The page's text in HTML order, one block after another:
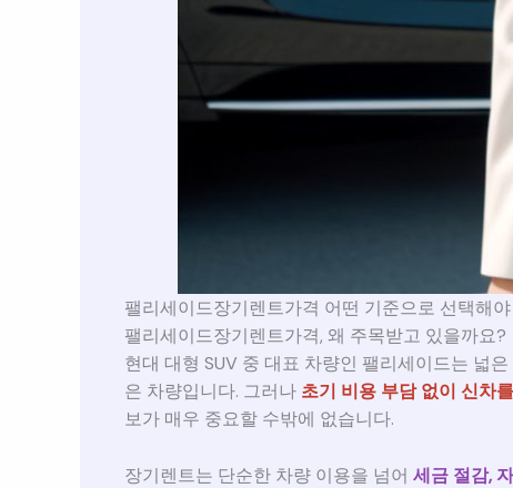
팰리세이드장기렌트가격 어떤 기준으로 선택해
팰리세이드장기렌트가격, 왜 주목받고 있을까요?
현대 대형 SUV 중 대표 차량인 팰리세이드는 넓
은 차량입니다. 그러나 초기 비용 부담 없이 신차
보가 매우 중요할 수밖에 없습니다.
장기렌트는 단순한 차량 이용을 넘어 세금 절감,